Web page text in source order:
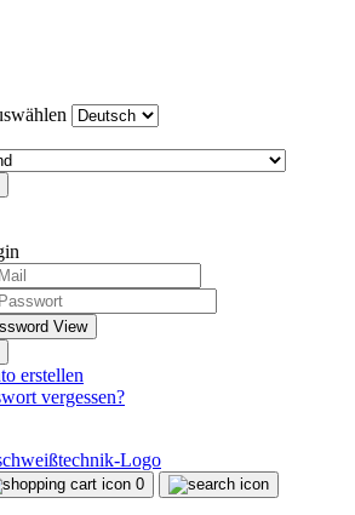
View
erstellen
vergessen?
0